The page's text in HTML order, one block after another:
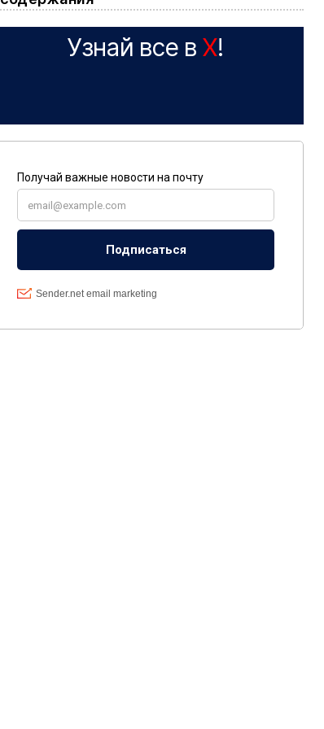
Узнай все в X!